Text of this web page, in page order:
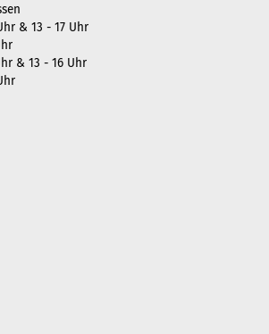
& 13 - 17 Uhr
& 13 - 16 Uhr